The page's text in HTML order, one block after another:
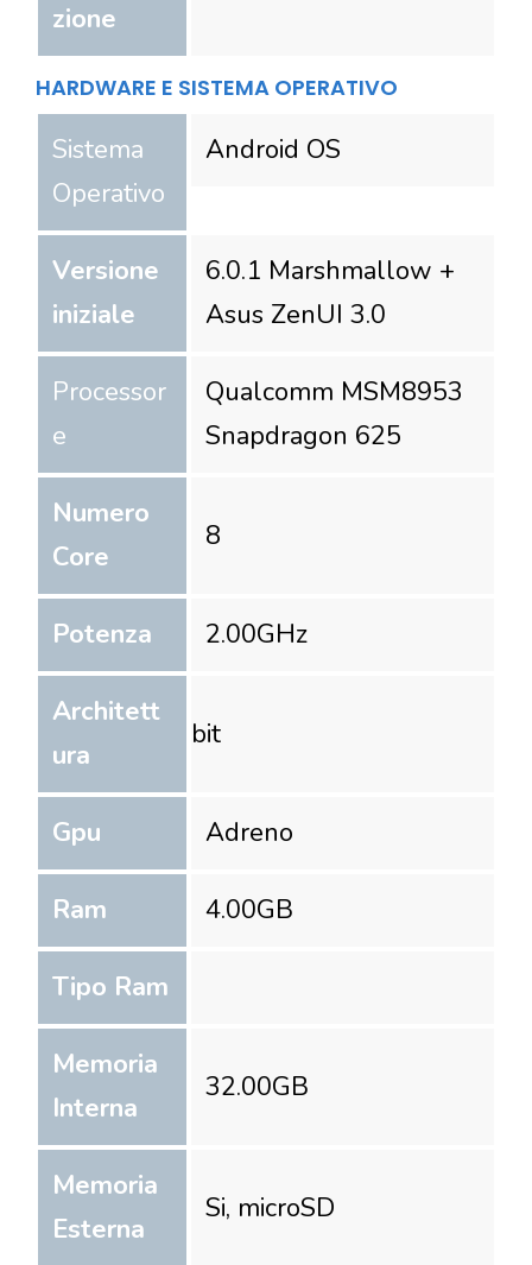
zione
HARDWARE E SISTEMA OPERATIVO
Sistema
Operativo
Android OS
Versione
iniziale
6.0.1 Marshmallow +
Asus ZenUI 3.0
Processor
e
Qualcomm MSM8953
Snapdragon 625
Numero
Core
8
Potenza 2.00GHz
Architett
ura
bit
Gpu Adreno
Ram 4.00GB
Tipo Ram
Memoria
Interna
32.00GB
Memoria
Esterna
Si, microSD